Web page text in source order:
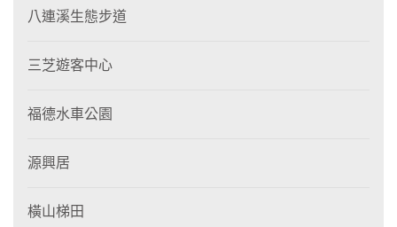
八連溪生態步道
三芝遊客中心
福德水車公園
源興居
橫山梯田